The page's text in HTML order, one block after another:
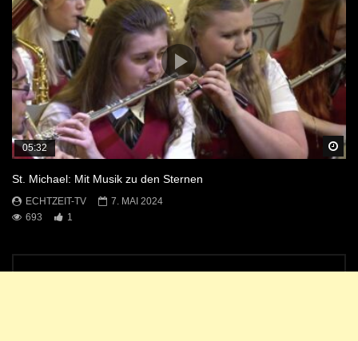
05:32
St. Michael: Mit Musik zu den Sternen
ECHTZEIT-TV
7. MAI 2024
693
1